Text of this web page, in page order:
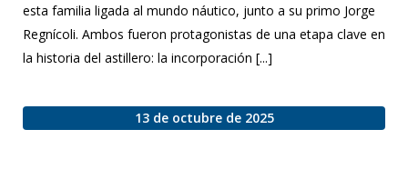
esta familia ligada al mundo náutico, junto a su primo Jorge
Regnícoli. Ambos fueron protagonistas de una etapa clave en
la historia del astillero: la incorporación [...]
13 de octubre de 2025